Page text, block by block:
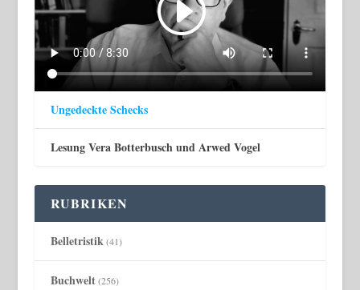
Ungedeckte Schecks
Lesung Vera Botterbusch und Arwed Vogel
RUBRIKEN
Belletristik(41)
Buchwelt(256)